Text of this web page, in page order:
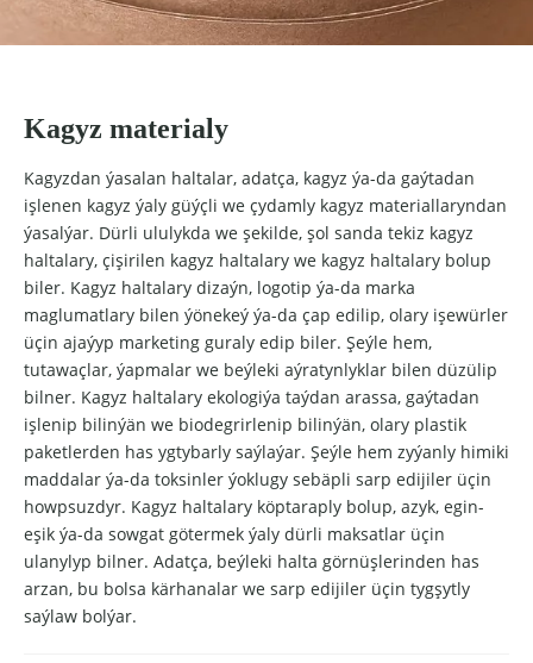
Kagyz materialy
Kagyzdan ýasalan haltalar, adatça, kagyz ýa-da gaýtadan
işlenen kagyz ýaly güýçli we çydamly kagyz materiallaryndan
ýasalýar. Dürli ululykda we şekilde, şol sanda tekiz kagyz
haltalary, çişirilen kagyz haltalary we kagyz haltalary bolup
biler. Kagyz haltalary dizaýn, logotip ýa-da marka
maglumatlary bilen ýönekeý ýa-da çap edilip, olary işewürler
üçin ajaýyp marketing guraly edip biler. Şeýle hem,
tutawaçlar, ýapmalar we beýleki aýratynlyklar bilen düzülip
bilner. Kagyz haltalary ekologiýa taýdan arassa, gaýtadan
işlenip bilinýän we biodegrirlenip bilinýän, olary plastik
paketlerden has ygtybarly saýlaýar. Şeýle hem zyýanly himiki
maddalar ýa-da toksinler ýoklugy sebäpli sarp edijiler üçin
howpsuzdyr. Kagyz haltalary köptaraply bolup, azyk, egin-
eşik ýa-da sowgat götermek ýaly dürli maksatlar üçin
ulanylyp bilner. Adatça, beýleki halta görnüşlerinden has
arzan, bu bolsa kärhanalar we sarp edijiler üçin tygşytly
saýlaw bolýar.